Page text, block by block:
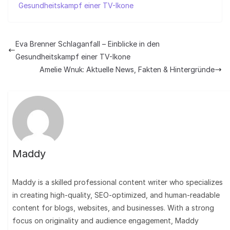
Gesundheitskampf einer TV-Ikone
Eva Brenner Schlaganfall – Einblicke in den
Gesundheitskampf einer TV-Ikone
Amelie Wnuk: Aktuelle News, Fakten & Hintergründe
Maddy
Maddy is a skilled professional content writer who specializes
in creating high-quality, SEO-optimized, and human-readable
content for blogs, websites, and businesses. With a strong
focus on originality and audience engagement, Maddy